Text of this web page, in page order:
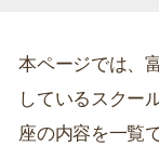
本ページでは、
しているスクー
座の内容を一覧